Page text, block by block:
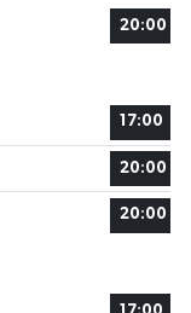
20:00
17:00
20:00
20:00